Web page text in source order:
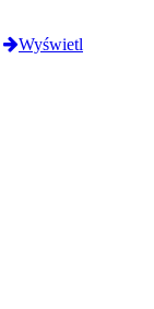
Wyświetl